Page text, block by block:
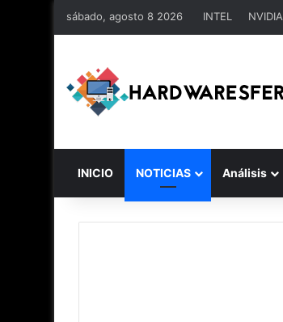
sábado, agosto 8 2026 INTEL NVIDIA
INICIO NOTICIAS Análisis